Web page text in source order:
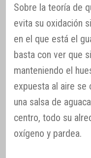
Sobre la teoría de
evita su oxidación
en el que está el
basta con ver que
manteniendo el
expuesta al aire se
una salsa de
centro, todo su
oxígeno y pardea.